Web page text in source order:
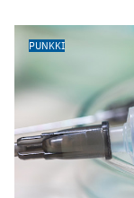
PUNKKI